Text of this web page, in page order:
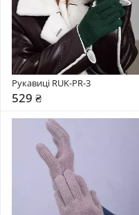
Рукавиці RUK-PR-3
529 ₴